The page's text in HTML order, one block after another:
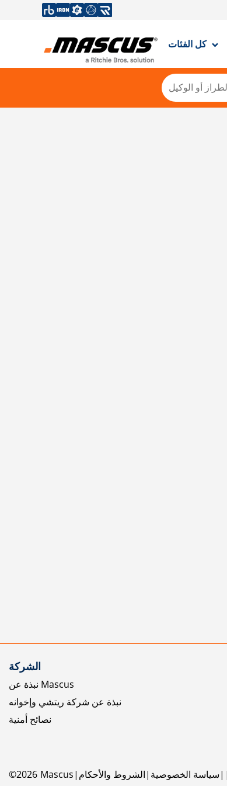
كل الفئات
الشركة
نبذة عن Mascus
نبذة عن شركة ريتشي وإخوانه
نصائح أمنية
©2026 Mascus الشروط والأحكام سياسة الخصوصية